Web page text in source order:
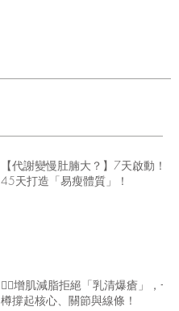
【代謝變慢肚腩大？】7天啟動！
45天打造「易瘦體質」！
🏋️‍♂️增肌減脂拒絕「乳清爆瘡」，一
樽撐起核心、關節與線條！